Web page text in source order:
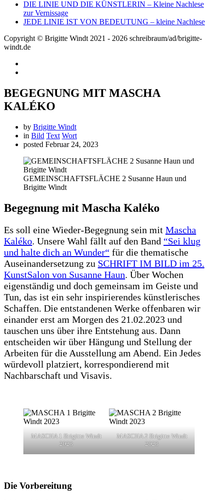
DIE LINIE UND DIE KÜNSTLERIN – Kleine Nachlese
zur Vernissage
JEDE LINIE IST VON BEDEUTUNG – kleine Nachlese
Copyright © Brigitte Windt 2021 - 2026 schreibraum/ad/brigitte-
windt.de
BEGEGNUNG MIT MASCHA
KALÉKO
by Brigitte Windt
in Bild Text Wort
posted Februar 24, 2023
GEMEINSCHAFTSFLÄCHE 2 Susanne Haun und
Brigitte Windt
Begegnung mit Mascha Kaléko
Es soll eine Wieder-Begegnung sein mit Mascha
Kaléko. Unsere Wahl fällt auf den Band “Sei klug
und halte dich an Wunder“ für die thematische
Auseinandersetzung zu SCHRIFT IM BILD im 25.
KunstSalon von Susanne Haun. Über Wochen
eigenständig und doch gemeinsam im Geiste und
Tun, das ist ein sehr inspirierendes künstlerisches
Schaffen. Die entstandenen Werke offenbaren wir
einander erst am Morgen des 21.02.2023 und
tauschen uns über ihre Entstehung aus. Dann
entscheiden wir über Hängung und Stellung der
Arbeiten für die Ausstellung am Abend. Ein Jedes
würdevoll platziert, korrespondierend mit
Nachbarschaft und Visavis.
MASCHA 1 Brigitte Windt
2023
MASCHA 2 Brigitte Windt
2023
Die Vorbereitung